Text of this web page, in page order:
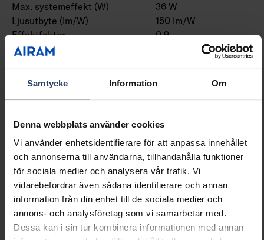
Samtycke Information Om
Denna webbplats använder cookies
Vi använder enhetsidentifierare för att anpassa innehållet
och annonserna till användarna, tillhandahålla funktioner
för sociala medier och analysera vår trafik. Vi
vidarebefordrar även sådana identifierare och annan
information från din enhet till de sociala medier och
annons- och analysföretag som vi samarbetar med.
Dessa kan i sin tur kombinera informationen med annan
Max. systemeffekt (W)
36 W
Ljusutbyte (lm/W)
150 lm/W
Effektfaktor
0.9
Distorsion (THD)
Dimning och styrning
Dimning 0-10 V
Dimning 1-10 V
Nej
Dimning DALI
Nej
Dimning DALI-2
Nej
Dimning DMX
Nej
Dimning DSI
Nej
Dimning LineSwitch
Nej
Dimning tillverkarspecifik
Nej